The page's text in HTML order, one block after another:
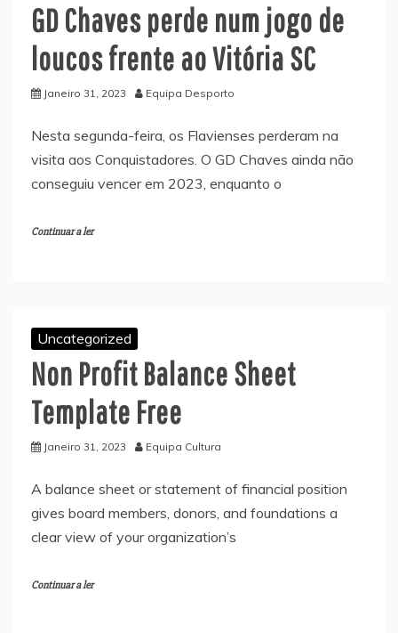
GD Chaves perde num jogo de
loucos frente ao Vitória SC
Janeiro 31, 2023 Equipa Desporto
Nesta segunda-feira, os Flavienses perderam na
visita aos Conquistadores. O GD Chaves ainda não
conseguiu vencer em 2023, enquanto o
Continuar a ler
Uncategorized
Non Profit Balance Sheet
Template Free
Janeiro 31, 2023 Equipa Cultura
A balance sheet or statement of financial position
gives board members, donors, and foundations a
clear view of your organization’s
Continuar a ler